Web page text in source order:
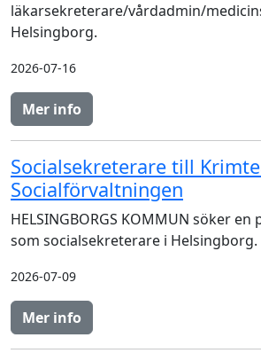
läkarsekreterare/vårdadmin/
Helsingborg.
2026-07-16
Mer info
Socialsekreterare till
Socialförvaltningen
HELSINGBORGS KOMMUN söker
som socialsekreterare i Helsingborg.
2026-07-09
Mer info